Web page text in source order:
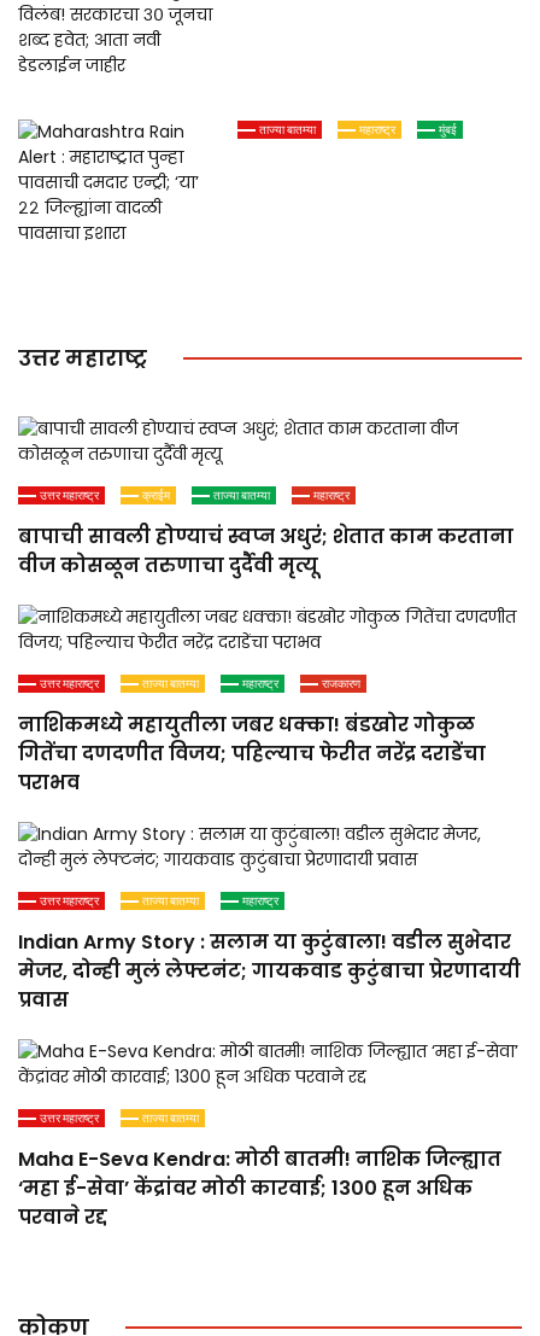
ताज्या बातम्या महाराष्ट्र मुंबई
उत्तर महाराष्ट्र
उत्तर महाराष्ट्र क्राईम ताज्या बातम्या महाराष्ट्र
बापाची सावली होण्याचं स्वप्न अधुरं; शेतात काम करताना
वीज कोसळून तरुणाचा दुर्दैवी मृत्यू
उत्तर महाराष्ट्र ताज्या बातम्या महाराष्ट्र राजकारण
नाशिकमध्ये महायुतीला जबर धक्का! बंडखोर गोकुळ
गितेंचा दणदणीत विजय; पहिल्याच फेरीत नरेंद्र दराडेंचा
पराभव
उत्तर महाराष्ट्र ताज्या बातम्या महाराष्ट्र
Indian Army Story : सलाम या कुटुंबाला! वडील सुभेदार
मेजर, दोन्ही मुलं लेफ्टनंट; गायकवाड कुटुंबाचा प्रेरणादायी
प्रवास
उत्तर महाराष्ट्र ताज्या बातम्या
Maha E-Seva Kendra: मोठी बातमी! नाशिक जिल्ह्यात
‘महा ई-सेवा’ केंद्रांवर मोठी कारवाई; 1300 हून अधिक
परवाने रद्द
कोकण